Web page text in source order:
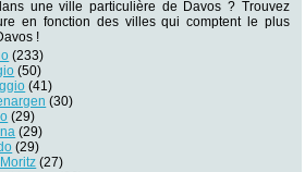
une ville particulière de Davos ? Trouvez
en fonction des villes qui comptent le plus
!
(233)
(50)
(41)
(30)
(29)
(29)
(29)
(27)